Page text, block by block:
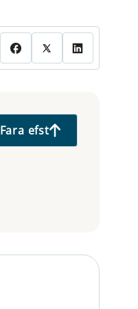
Fara efst